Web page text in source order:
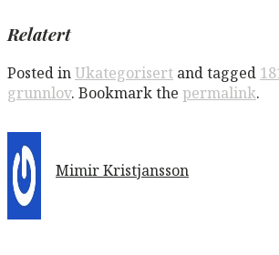
Relatert
Posted inUkategorisert and tagged
grunnlov. Bookmark the permalink.
Mimir Kristjansson